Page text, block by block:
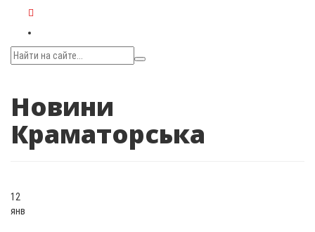
Новини
Краматорська
12
янв